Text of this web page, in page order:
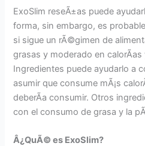
ExoSlim reseÃ±as puede
forma, sin embargo, es
si sigue un rÃ©gimen de
grasas y moderado en calorÃ­as
Ingredientes puede ayudarlo a
asumir que consume mÃ¡s
deberÃ­a consumir. Otros
con el consumo de grasa y la
Â¿QuÃ© es ExoSlim?